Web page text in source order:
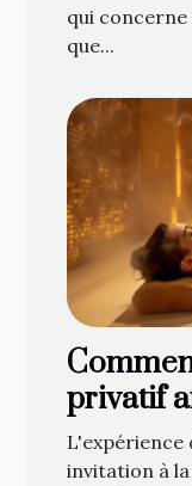
qui concerne
que...
privatif
être ?
L'expérience
invitation à